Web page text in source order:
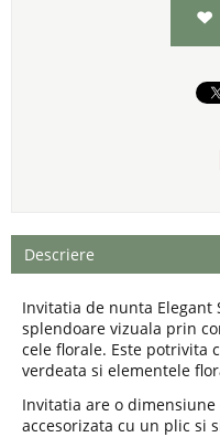
Descriere
Invitatia de nunta Elegant
splendoare vizuala prin
cele florale. Este potrivita
verdeata si elementele
Invitatia are o dimensiune
accesorizata cu un plic si